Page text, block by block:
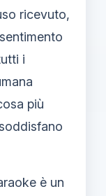
ricevuto,
i
più
è un